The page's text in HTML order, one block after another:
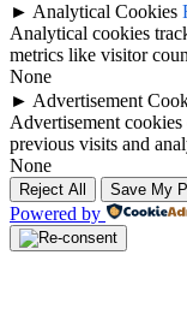
► Analytical Cookies
Analytical cookies
metrics like visitor
None
► Advertisement
Advertisement
previous visits and
None
Reject All Save My
Powered by